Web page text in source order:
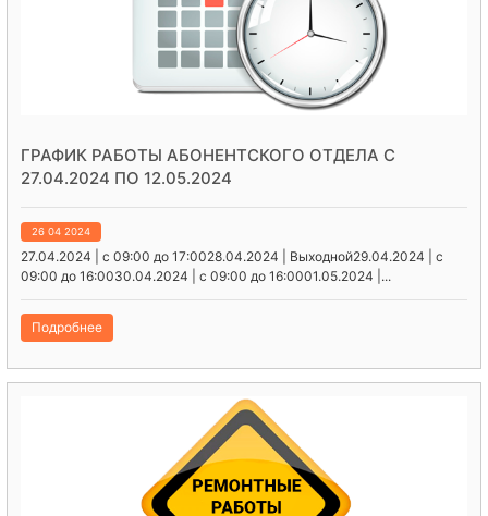
ГРАФИК РАБОТЫ АБОНЕНТСКОГО ОТДЕЛА С
27.04.2024 ПО 12.05.2024
26 04 2024
27.04.2024 | с 09:00 до 17:0028.04.2024 | Выходной29.04.2024 | с
09:00 до 16:0030.04.2024 | с 09:00 до 16:0001.05.2024 |...
Подробнее